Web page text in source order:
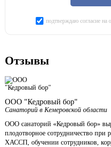
подтверждаю согласие на
Отзывы
ООО "Кедровый бор"
Санаторий в Кемеровской области
ООО санаторий «Кедровый бор»
плодотворное сотрудничество при
ХАССП, обучении сотрудников,